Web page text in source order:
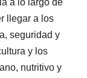
a lo largo de
llegar a los
seguridad y
y los
nutritivo y